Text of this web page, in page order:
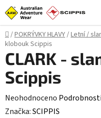
Přejít
na
obsah
Domů
/POKRÝVKY HLAVY/Letní /
klobouk Scippis
CLARK -
Scippis
Průměrné
hodnocení
Neohodnoceno
Značka:SCIPPIS